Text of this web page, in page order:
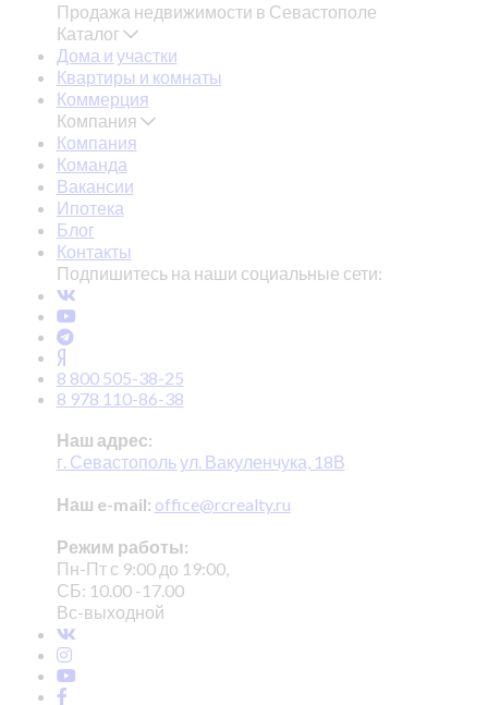
Продажа недвижимости в Севастополе
Каталог
Дома и участки
Квартиры и комнаты
Коммерция
Компания
Компания
Команда
Вакансии
Ипотека
Блог
Контакты
Подпишитесь на наши социальные сети:
8 800 505-38-25
8 978 110-86-38
Наш адрес:
г. Севастополь ул. Вакуленчука, 18В
Наш e-mail: office@rcrealty.ru
Режим работы:
Пн-Пт с 9:00 до 19:00,
СБ: 10.00 -17.00
Вс-выходной